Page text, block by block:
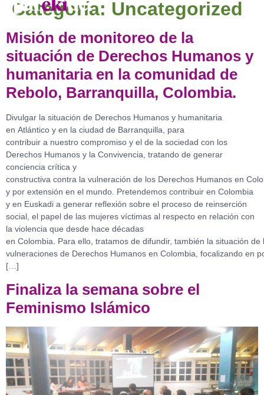
Categoría: Uncategorized
Misión de monitoreo de la
situación de Derechos Humanos y
humanitaria en la comunidad de
Rebolo, Barranquilla, Colombia.
Divulgar la situación de Derechos Humanos y humanitaria
en Atlántico y en la ciudad de Barranquilla, para
contribuir a nuestro compromiso y el de la sociedad con los
Derechos Humanos y la Convivencia, tratando de generar
conciencia crítica y
constructiva contra la vulneración de los Derechos Humanos en
y por extensión en el mundo. Pretendemos contribuir en Colombia
y en Euskadi a generar reflexión sobre el proceso de reinserción
social, el papel de las mujeres víctimas al respecto en relación con
la violencia que desde hace décadas
en Colombia. Para ello, tratamos de difundir, también la situación de
vulneraciones de Derechos Humanos en Colombia, focalizando en
[…]
Finaliza la semana sobre el
Feminismo Islámico